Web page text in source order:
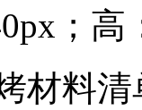
；高
材料